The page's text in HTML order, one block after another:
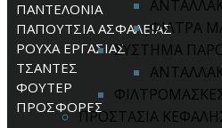
ΦΙΛΤΡΑ
ΣΥΣΤΗΜΑ
ΠΡΟΣΤΑΣΙΑ
ΠΑΝΤΕΛΟΝΙΑ
ΠΑΠΟΥΤΣΙΑ ΑΣΦΑΛΕΙΑΣ
ΡΟΥΧΑ ΕΡΓΑΣΙΑΣ
ΤΣΑΝΤΕΣ
ΦΟΥΤΕΡ
ΠΡΟΣΦΟΡΕΣ